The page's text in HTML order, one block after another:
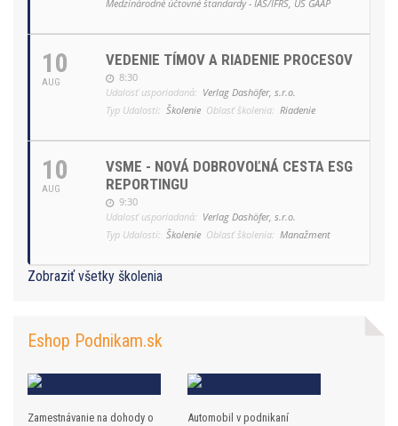
Medzinárodné účtovné štandardy - IAS/IFRS, US GAAP
10
AUG
VEDENIE TÍMOV A RIADENIE PROCESOV
8:30
Udalosť usporiadaná: Verlag Dashöfer, s.r.o.
Typ Udalosti: Školenie Oblasť školenia: Riadenie
10
AUG
VSME - NOVÁ DOBROVOĽNÁ CESTA ESG
REPORTINGU
9:30
Udalosť usporiadaná: Verlag Dashöfer, s.r.o.
Typ Udalosti: Školenie Oblasť školenia: Manažment
Zobraziť všetky školenia
Eshop Podnikam.sk
Zamestnávanie na dohody o
Automobil v podnikaní